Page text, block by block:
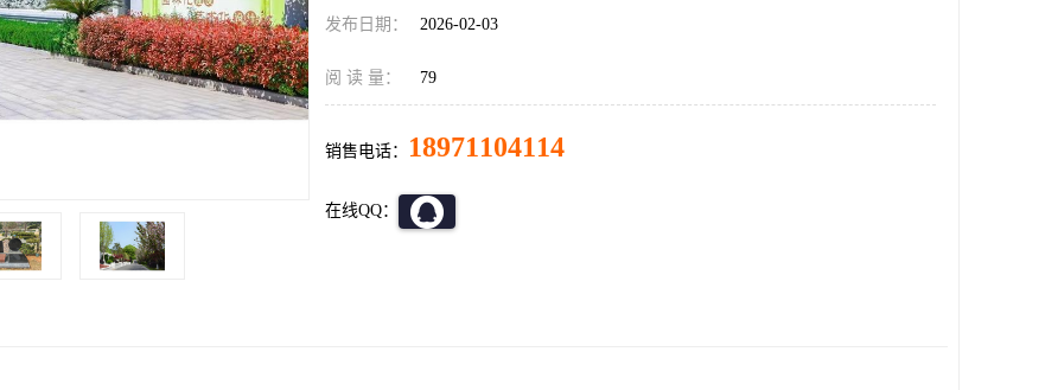
发布日期： 2026-02-03
阅 读 量： 79
销售电话： 18971104114
在线QQ：